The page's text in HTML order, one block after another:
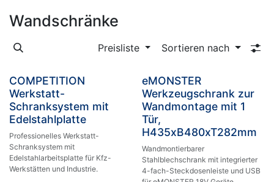
Wandschränke
Preisliste Sortieren nach
COMPETITION
Werkstatt-
Schranksystem mit
Edelstahlplatte
Professionelles Werkstatt-
Schranksystem mit
Edelstahlarbeitsplatte für Kfz-
Werkstätten und Industrie.
eMONSTER
Werkzeugschrank zur
Wandmontage mit 1
Tür,
H435xB480xT282mm
Wandmontierbarer
Stahlblechschrank mit integrierter
4-fach-Steckdosenleiste und USB